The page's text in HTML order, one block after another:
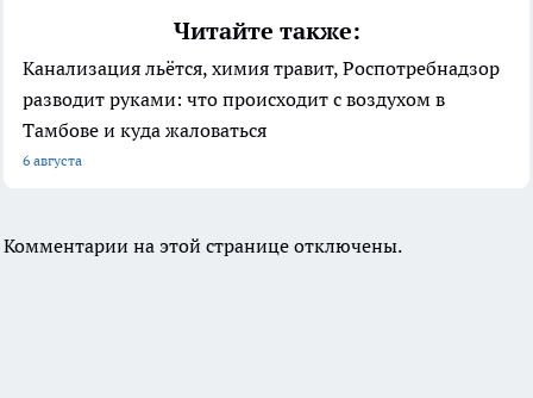
Читайте также:
Канализация льётся, химия травит, Роспотребнадзор
разводит руками: что происходит с воздухом в
Тамбове и куда жаловаться
6 августа
Комментарии на этой странице отключены.